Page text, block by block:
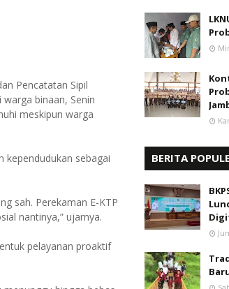
Pencatatan Sipil
binaan, Senin
meskipun warga
kependudukan sebagai
sah. Perekaman E-KTP
nantinya,” ujarnya.
pelayanan proaktif
BERITA